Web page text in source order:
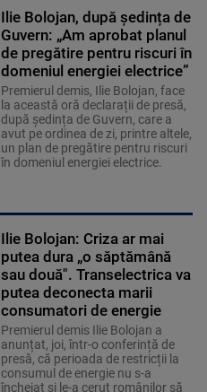
Ilie Bolojan, după ședința de
Guvern: „Am aprobat planul
de pregătire pentru riscuri în
domeniul energiei electrice”
Premierul demis, Ilie Bolojan, face
la această oră declarații de presă,
după ședința de Guvern, care a
avut pe ordinea de zi, printre altele,
un plan de pregătire pentru riscuri
în domeniul energiei electrice.
Ilie Bolojan: Criza ar mai
putea dura „o săptămână
sau două". Transelectrica va
putea deconecta marii
consumatori de energie
Premierul demis Ilie Bolojan a
anunțat, joi, într-o conferință de
presă, că perioada de restricții la
consumul de energie nu s-a
încheiat și le-a cerut românilor să